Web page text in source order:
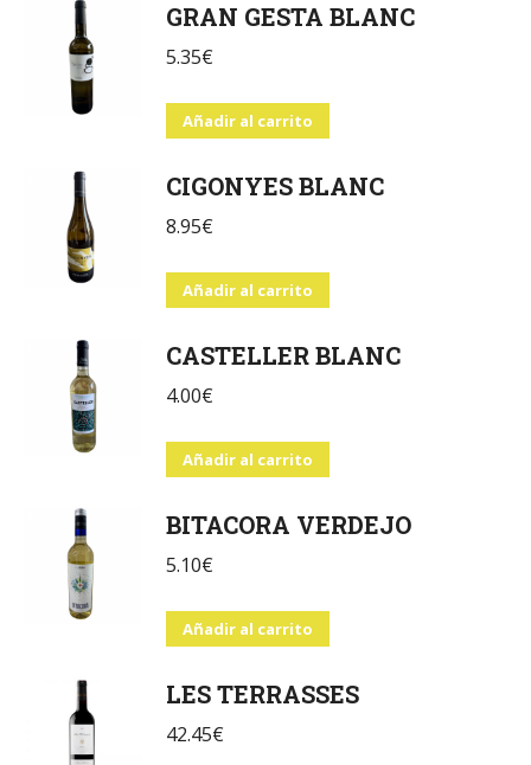
GRAN GESTA BLANC
5.35€
Añadir al carrito
CIGONYES BLANC
8.95€
Añadir al carrito
CASTELLER BLANC
4.00€
Añadir al carrito
BITACORA VERDEJO
5.10€
Añadir al carrito
LES TERRASSES
42.45€